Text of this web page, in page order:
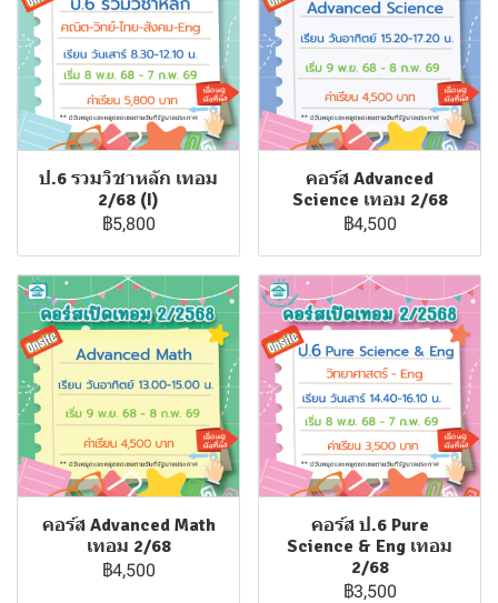
ป.6 รวมวิชาหลัก เทอม
2/68 (I)
฿5,800
คอร์ส Advanced
Science เทอม 2/68
฿4,500
คอร์ส Advanced Math
เทอม 2/68
฿4,500
คอร์ส ป.6 Pure
Science & Eng เทอม
2/68
฿3,500